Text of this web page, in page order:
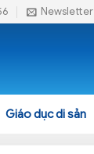
Newsletter
Giáo dục di sản